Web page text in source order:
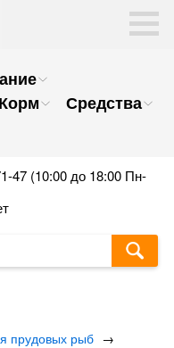
Корм
Средства
47 (10:00 до 18:00 Пн-
прудовых рыб →